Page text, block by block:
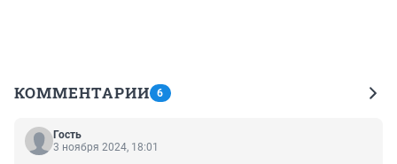
КОММЕНТАРИИ 6
Гость
3 ноября 2024, 18:01